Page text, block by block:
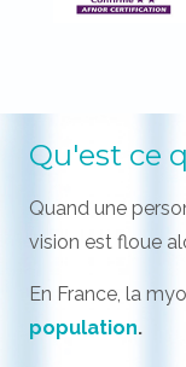
Qu'est ce
Quand une
vision est floue
En France, la
population.